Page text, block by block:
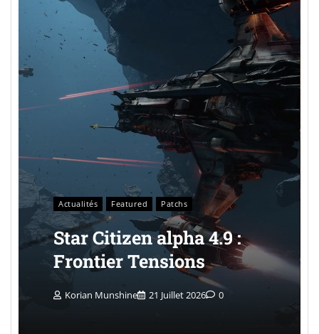
Actualités Featured Patchs
Star Citizen alpha 4.9 :
Frontier Tensions
Korian Munshine 21 Juillet 2026 0